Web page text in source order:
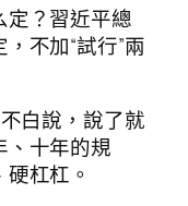
定？習近平總
不加“試行”兩
白說，說了就
、十年的規
杠杠。